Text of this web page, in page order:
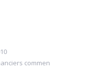
commen